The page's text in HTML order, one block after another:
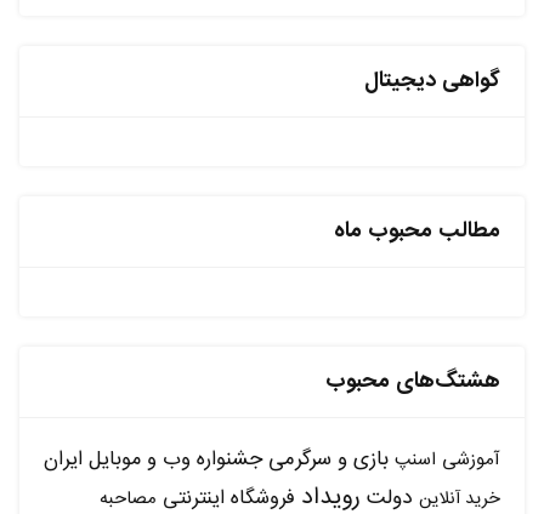
گواهی دیجیتال
مطالب محبوب ماه
هشتگ‌های محبوب
آموزشی اسنپ بازی و سرگرمی جشنواره وب و موبایل ایران
خرید آنلاین دولت رویداد فروشگاه اینترنتی مصاحبه